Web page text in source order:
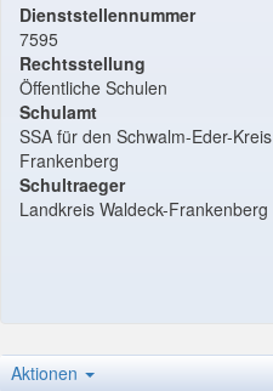
Dienststellennummer
7595
Rechtsstellung
Öffentliche Schulen
Schulamt
SSA für den Schwalm-Eder-
Frankenberg
Schultraeger
Landkreis Waldeck-Frankenberg
Aktionen